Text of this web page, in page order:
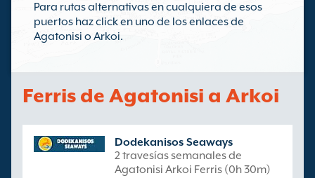
Para rutas alternativas en cualquiera de esos
puertos haz click en uno de los enlaces de
Agatonisi o Arkoi.
Ferris de Agatonisi a Arkoi
Dodekanisos Seaways
2 travesías semanales de
Agatonisi Arkoi Ferris (0h 30m)